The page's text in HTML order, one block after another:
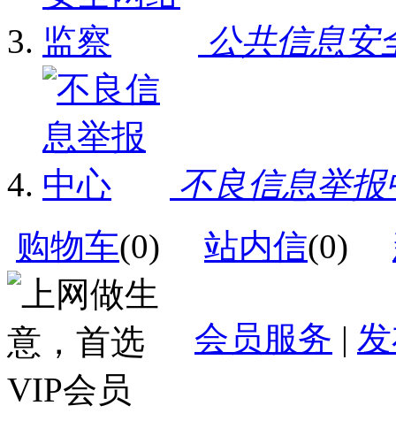
公共信息安
不良信息举报
购物车(0) 站内信(0)
会员服务 |